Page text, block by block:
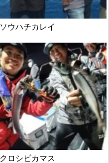
ソウハチカレイ
クロシビカマス